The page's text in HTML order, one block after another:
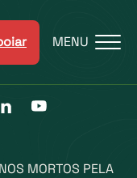
MENU
MORTOS PELA